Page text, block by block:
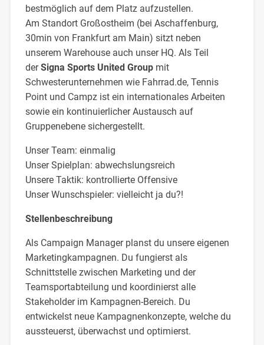
bestmöglich auf dem Platz aufzustellen.
Am Standort Großostheim (bei Aschaffenburg,
30min von Frankfurt am Main) sitzt neben
unserem Warehouse auch unser HQ. Als Teil
derSigna Sports United Groupmit
Schwesterunternehmen wie Fahrrad.de, Tennis
Point und Campz ist ein internationales Arbeiten
sowie ein kontinuierlicher Austausch auf
Gruppenebene sichergestellt.
Unser Team: einmalig
Unser Spielplan: abwechslungsreich
Unsere Taktik: kontrollierte Offensive
Unser Wunschspieler: vielleicht ja du?!
Stellenbeschreibung
Als Campaign Manager planst du unsere eigenen
Marketingkampagnen. Du fungierst als
Schnittstelle zwischen Marketing und der
Teamsportabteilung und koordinierst alle
Stakeholder im Kampagnen-Bereich. Du
entwickelst neue Kampagnenkonzepte, welche du
aussteuerst, überwachst und optimierst.